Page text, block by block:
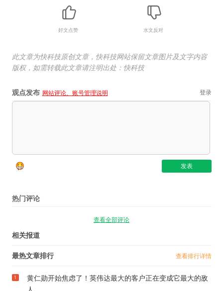
好文点赞 水文反对
此文章为快科技原创文章，快科技网站保留文章图片及文字内容
版权，如需转载此文章请注明出处：快科技
观点发布 网站评论、账号管理说明 登录
热门评论
查看全部评论
相关报道
最热文章排行 查看排行详情
1
黄仁勋开始焦虑了！英伟达最大的客户正在变成它最大的敌